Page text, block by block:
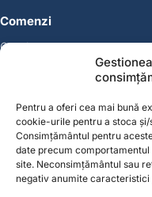
Pentru a oferi cea mai bună
cookie-urile pentru a stoca
Consimțământul pentru
date precum
site. Neconsimțământul sau
negativ anumite caracteristici
Comenzi
Coșul meu
Cont
Contul meu
Favorite
Magazin